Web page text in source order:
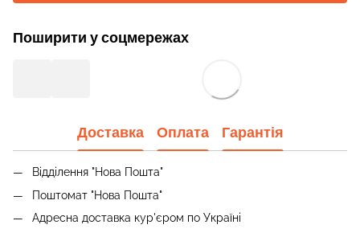
Поширити у соцмережах
Доставка Оплата Гарантія
Відділення "Нова Пошта"
Поштомат "Нова Пошта"
Адресна доставка кур'єром по Україні